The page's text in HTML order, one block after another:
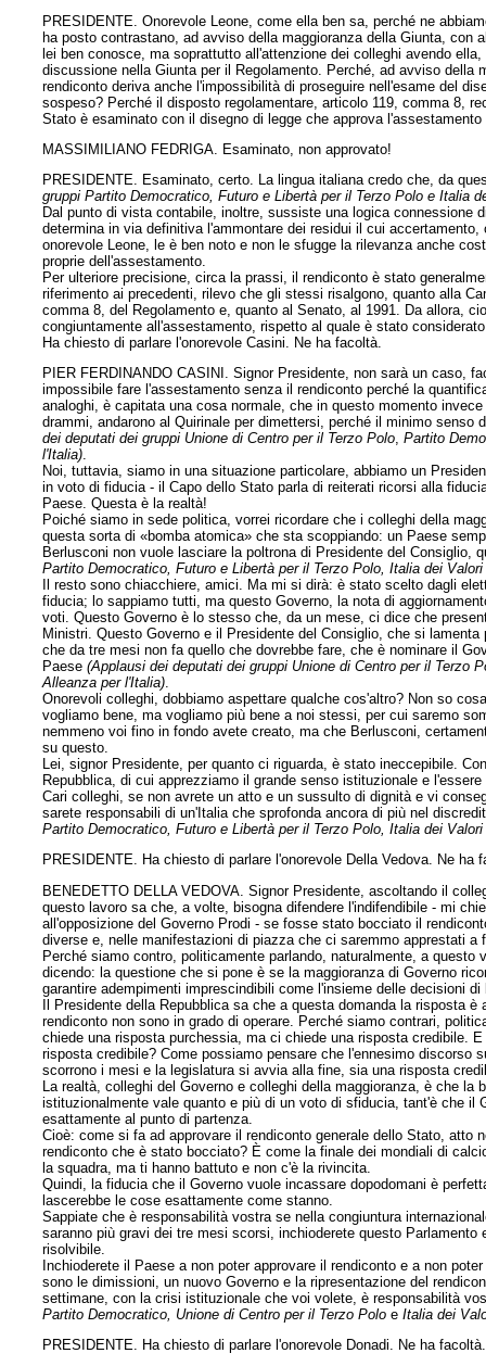
PRESIDENTE. Onorevole Leone, come ella ben sa, perché ne
ha posto contrastano, ad avviso della maggioranza della Giunta,
lei ben conosce, ma soprattutto all'attenzione dei colleghi avendo
discussione nella Giunta per il Regolamento. Perché, ad avviso della
rendiconto deriva anche l'impossibilità di proseguire nell'esame del
sospeso? Perché il disposto regolamentare, articolo 119, comma 8,
Stato è esaminato con il disegno di legge che approva
MASSIMILIANO FEDRIGA. Esaminato, non approvato!
PRESIDENTE. Esaminato, certo. La lingua italiana credo che, da
gruppi Partito Democratico, Futuro e Libertà per il Terzo Polo e Italia
Dal punto di vista contabile, inoltre, sussiste una logica
determina in via definitiva l'ammontare dei residui il cui
onorevole Leone, le è ben noto e non le sfugge la rilevanza anche
proprie dell'assestamento.
Per ulteriore precisione, circa la prassi, il rendiconto è stato
riferimento ai precedenti, rilevo che gli stessi risalgono, quanto alla
comma 8, del Regolamentoe, quanto al Senato, al 1991. Da allora,
congiuntamente all'assestamento, rispetto al quale è stato
Ha chiesto di parlare l'onorevole Casini. Ne ha facoltà.
PIER FERDINANDO CASINI. Signor Presidente, non sarà un caso,
impossibile fare l'assestamento senza il rendiconto perché la
analoghi, è capitata una cosa normale, che in questo momento
drammi, andarono al Quirinale per dimettersi, perché il minimo
dei deputati dei gruppi Unione di Centro per il Terzo Polo,Partito
l'Italia).
Noi, tuttavia, siamo in una situazione particolare, abbiamo un
in voto di fiducia - il Capo dello Stato parla di reiterati ricorsi alla
Paese. Questa è la realtà!
Poiché siamo in sede politica, vorrei ricordare che i colleghi della
questa sorta di «bomba atomica» che sta scoppiando: un Paese
Berlusconi non vuole lasciare la poltrona di Presidente del Consiglio,
Partito Democratico, Futuro e Libertà per il Terzo Polo, Italia dei
Il resto sono chiacchiere, amici. Ma mi si dirà: è stato scelto dagli
fiducia; lo sappiamo tutti, ma questo Governo, la nota di
voti. Questo Governo è lo stesso che, da un mese, ci dice che
Ministri. Questo Governo e il Presidente del Consiglio, che si
che da tre mesi non fa quello che dovrebbe fare, che è nominare il
Paese(Applausi dei deputati dei gruppi Unione di Centro per il Terzo
Alleanza per l'Italia).
Onorevoli colleghi, dobbiamo aspettare qualche cos'altro? Non so
vogliamo bene, ma vogliamo più bene a noi stessi, per cui saremo
nemmeno voi fino in fondo avete creato, ma che Berlusconi,
su questo.
Lei, signor Presidente, per quanto ci riguarda, è stato ineccepibile.
Repubblica, di cui apprezziamo il grande senso istituzionale e l'essere
Cari colleghi, se non avrete un atto e un sussulto di dignità e vi
sarete responsabili di un'Italia che sprofonda ancora di più nel
Partito Democratico, Futuro e Libertà per il Terzo Polo, Italia dei
PRESIDENTE. Ha chiesto di parlare l'onorevole Della Vedova. Ne ha
BENEDETTO DELLA VEDOVA. Signor Presidente, ascoltando il
questo lavoro sa che, a volte, bisogna difendere l'indifendibile - mi
all'opposizione del Governo Prodi - se fosse stato bocciato il
diverse e, nelle manifestazioni di piazza che ci saremmo apprestati a
Perché siamo contro, politicamente parlando, naturalmente, a
dicendo: la questione che si pone è se la maggioranza di Governo
garantire adempimenti imprescindibili come l'insieme delle decisioni di
Il Presidente della Repubblica sa che a questa domanda la risposta
rendiconto non sono in grado di operare. Perché siamo contrari,
chiede una risposta purchessia, ma ci chiede una risposta credibile.
risposta credibile? Come possiamo pensare che l'ennesimo
scorrono i mesi e la legislatura si avvia alla fine, sia una risposta
La realtà, colleghi del Governo e colleghi della maggioranza, è che
istituzionalmente vale quanto e più di un voto di sfiducia, tant'è che
esattamente al punto di partenza.
Cioè: come si fa ad approvare il rendiconto generale dello Stato, atto
rendiconto che è stato bocciato? È come la finale dei mondiali di
la squadra, ma ti hanno battuto e non c'è la rivincita.
Quindi, la fiducia che il Governo vuole incassare dopodomani è
lascerebbe le cose esattamente come stanno.
Sappiate che è responsabilità vostra se nella congiuntura
saranno più gravi dei tre mesi scorsi, inchioderete questo
risolvibile.
Inchioderete il Paese a non poter approvare il rendiconto e a non
sono le dimissioni, un nuovo Governo e la ripresentazione del
settimane, con la crisi istituzionale che voi volete, è responsabilità
Partito Democratico, Unione di Centro per il Terzo Polo eItalia dei
PRESIDENTE. Ha chiesto di parlare l'onorevole Donadi. Ne ha facoltà.